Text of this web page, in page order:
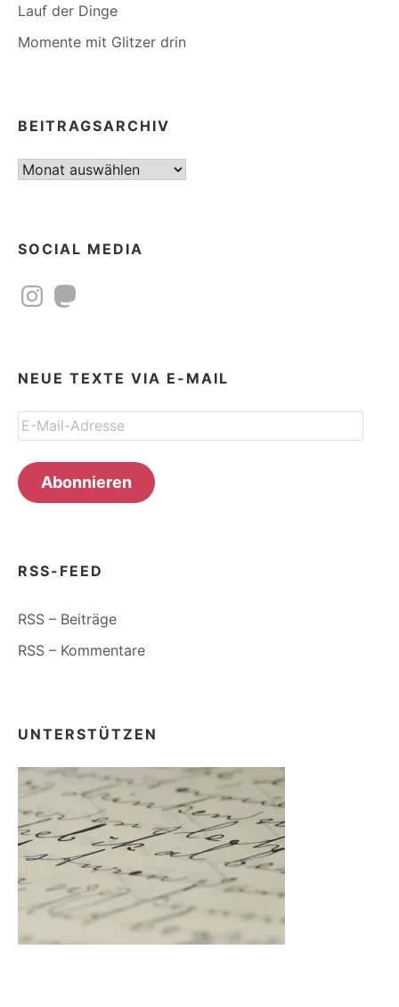
Lauf der Dinge
Momente mit Glitzer drin
BEITRAGSARCHIV
Beitragsarchiv
SOCIAL MEDIA
InstagramMastodon
NEUE TEXTE VIA E-MAIL
E-
Mail-
Adresse
Abonnieren
RSS-FEED
RSS – Beiträge
RSS – Kommentare
UNTERSTÜTZEN